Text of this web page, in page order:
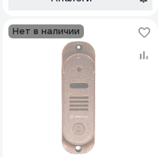
Нет в наличии